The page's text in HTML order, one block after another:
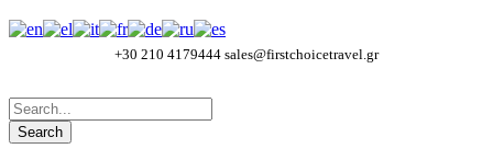
+30 210 4179444 sales@firstchoicetravel.gr